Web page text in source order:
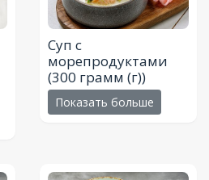
Суп с
морепродуктами
(300 грамм (г))
Показать больше